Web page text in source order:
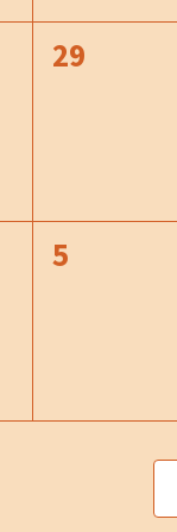
0
29
0
5